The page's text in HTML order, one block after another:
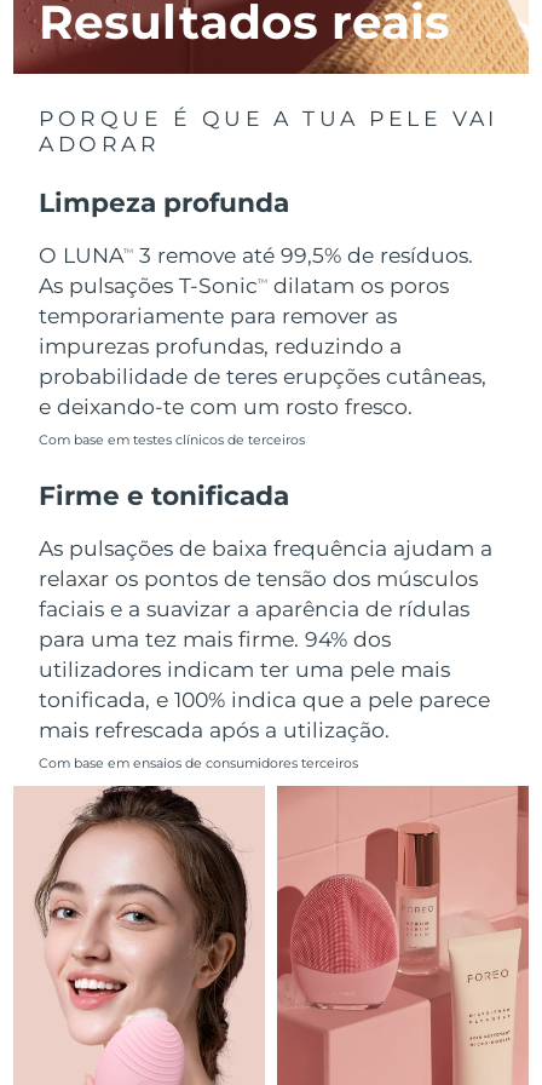
Resultados reais
PORQUE É QUE A TUA PELE VAI
ADORAR
Limpeza profunda
O LUNATM
3 remove até 99,5% de resíduos.
As pulsações T-SonicTM
dilatam os poros
temporariamente para remover as
impurezas profundas, reduzindo a
probabilidade de teres erupções cutâneas,
e deixando-te com um rosto fresco.
Com base em testes clínicos de terceiros
Firme e tonificada
As pulsações de baixa frequência ajudam a
relaxar os pontos de tensão dos músculos
faciais e a suavizar a aparência de rídulas
para uma tez mais firme. 94% dos
utilizadores indicam ter uma pele mais
tonificada, e 100% indica que a pele parece
mais refrescada após a utilização.
Com base em ensaios de consumidores terceiros
Luxemburgo Entrega prevista8/11/26
Macau, RAE da
China
Malta
México Entrega prevista8/15/26
Mônaco Entrega prevista
Países Baixos Entrega prevista 8/11/26
Nova Zelândia
Noruega
Omã Entrega prevista8/14/26
Filipinas Entrega prevista8/14/26
Polônia Entrega prevista8/12/26
Portugal Entrega prevista
Porto Rico Entrega prevista8/13/26
Catar Entrega prevista
Reunião Entrega prevista
Romênia Entrega prevista8/11/26
Rússia Entrega prevista 8/19/26
Arábia Saudita